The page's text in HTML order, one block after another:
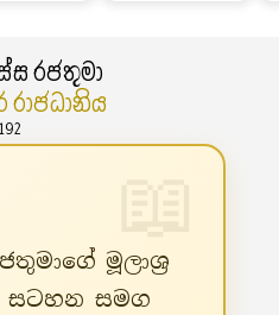
රජතුමා
රාජධානිය
මූලාශ්‍ර
සටහන සමග